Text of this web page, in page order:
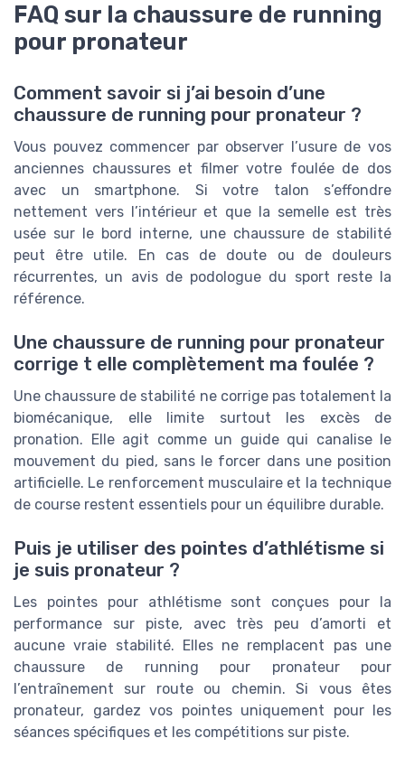
FAQ sur la chaussure de running
pour pronateur
Comment savoir si j’ai besoin d’une
chaussure de running pour pronateur ?
Vous pouvez commencer par observer l’usure de vos
anciennes chaussures et filmer votre foulée de dos
avec un smartphone. Si votre talon s’effondre
nettement vers l’intérieur et que la semelle est très
usée sur le bord interne, une chaussure de stabilité
peut être utile. En cas de doute ou de douleurs
récurrentes, un avis de podologue du sport reste la
référence.
Une chaussure de running pour pronateur
corrige t elle complètement ma foulée ?
Une chaussure de stabilité ne corrige pas totalement la
biomécanique, elle limite surtout les excès de
pronation. Elle agit comme un guide qui canalise le
mouvement du pied, sans le forcer dans une position
artificielle. Le renforcement musculaire et la technique
de course restent essentiels pour un équilibre durable.
Puis je utiliser des pointes d’athlétisme si
je suis pronateur ?
Les pointes pour athlétisme sont conçues pour la
performance sur piste, avec très peu d’amorti et
aucune vraie stabilité. Elles ne remplacent pas une
chaussure de running pour pronateur pour
l’entraînement sur route ou chemin. Si vous êtes
pronateur, gardez vos pointes uniquement pour les
séances spécifiques et les compétitions sur piste.